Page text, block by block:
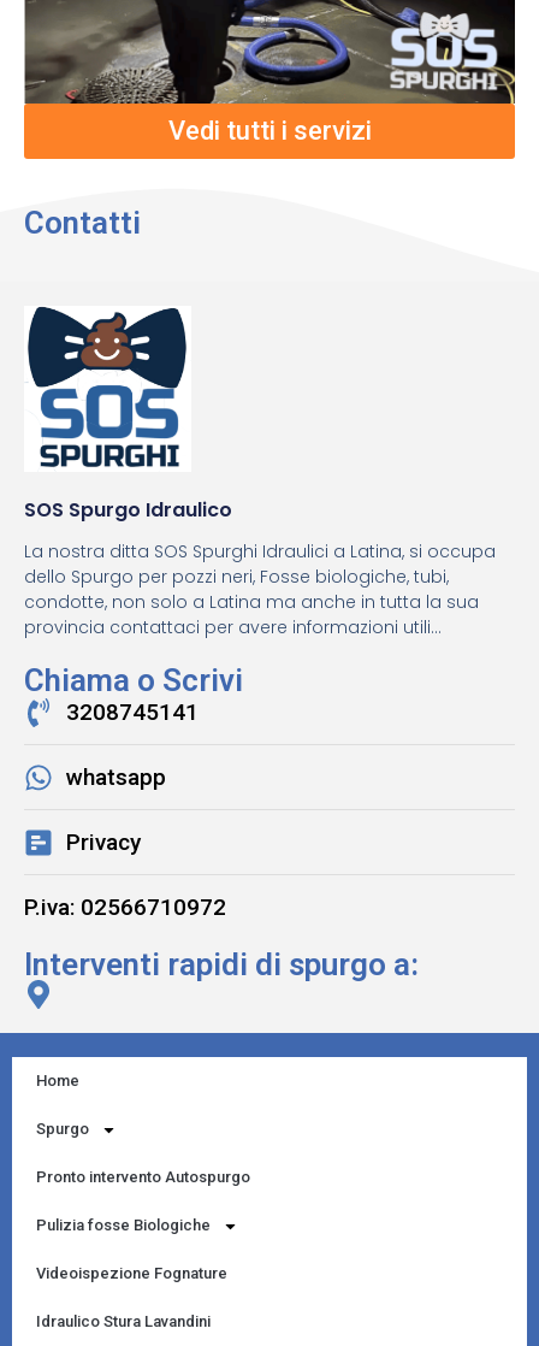
Vedi tutti i servizi
Contatti
SOS Spurgo Idraulico
La nostra ditta SOS Spurghi Idraulici a Latina, si occupa
dello Spurgo per pozzi neri, Fosse biologiche, tubi,
condotte, non solo a Latina ma anche in tutta la sua
provincia contattaci per avere informazioni utili...
Chiama o Scrivi
3208745141
whatsapp
Privacy
P.iva: 02566710972
Interventi rapidi di spurgo a:
Home
Spurgo
Pronto intervento Autospurgo
Pulizia fosse Biologiche
Videoispezione Fognature
Idraulico Stura Lavandini